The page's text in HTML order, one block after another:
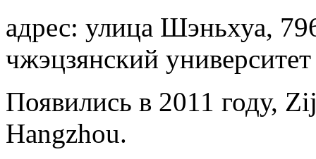
адрес: улица Шэньхуа,
чжэцзянский университет
Появились в 2011 году,
Hangzhou.